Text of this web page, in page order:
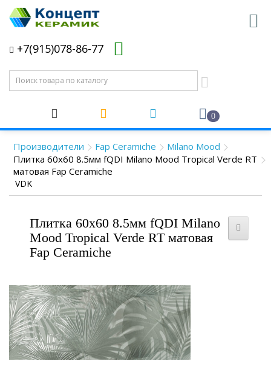
+7(915)078-86-77
0
Производители Fap Ceramiche
Milano Mood
Плитка 60x60 8.5мм fQDI Milano Mood Tropical Verde RT
матовая Fap Ceramiche
VDK
Плитка 60x60 8.5мм fQDI Milano
Mood Tropical Verde RT матовая
Fap Ceramiche